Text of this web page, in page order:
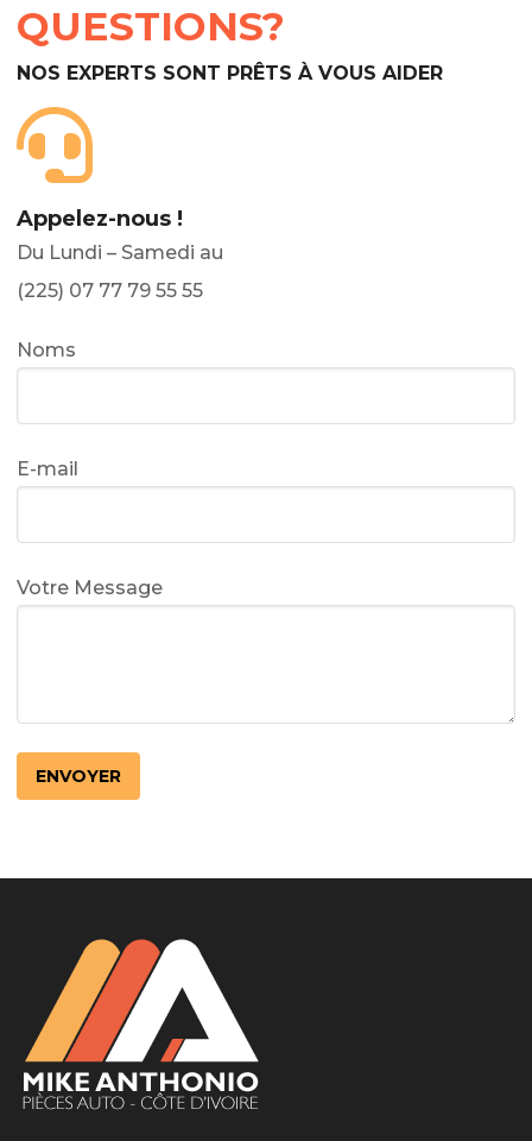
QUESTIONS?
NOS EXPERTS SONT PRÊTS À VOUS AIDER
Appelez-nous !
Du Lundi – Samedi au
(225) 07 77 79 55 55
Noms
E-mail
Votre Message
LotoMart
Бай Лото
escort barcelone
https://intimaties.net/es/category/woman-used-
used-panties-es/
eros houston
albanianescort